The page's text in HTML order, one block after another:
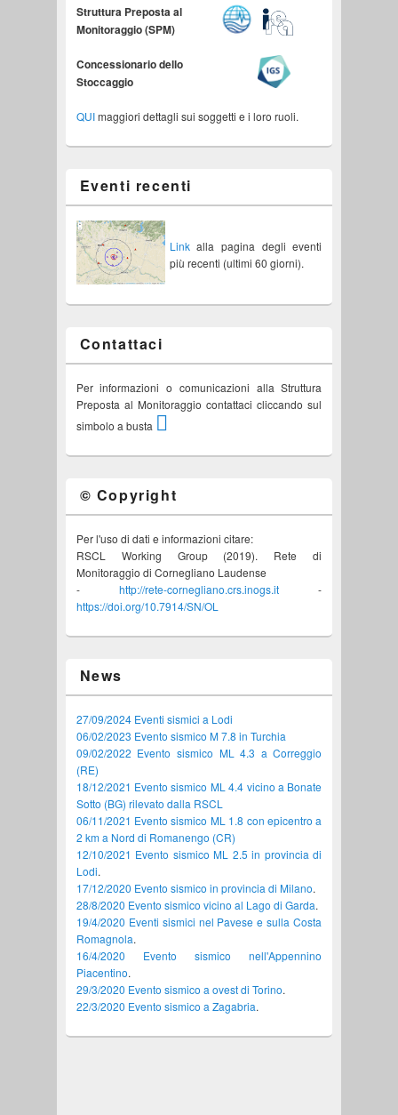
Struttura Preposta al
Monitoraggio (SPM)
Concessionario dello
Stoccaggio
QUImaggiori dettagli sui soggetti e i loro ruoli.
Eventi recenti
Linkalla pagina degli eventi
più recenti (ultimi 60 giorni).
Contattaci
Per informazioni o comunicazioni alla Struttura
Preposta al Monitoraggio contattaci cliccando sul
simbolo a busta
© Copyright
Per l'uso di dati e informazioni citare:
RSCL Working Group (2019). Rete di
Monitoraggio di Cornegliano Laudense
- http://rete-cornegliano.crs.inogs.it -
https://doi.org/10.7914/SN/OL
News
27/09/2024 Eventi sismici a Lodi
06/02/2023 Evento sismico M 7.8 in Turchia
09/02/2022 Evento sismico ML 4.3 a Correggio
(RE)
18/12/2021 Evento sismico ML 4.4 vicino a Bonate
Sotto (BG) rilevato dalla RSCL
06/11/2021 Evento sismico ML 1.8 con epicentro a
2 km a Nord di Romanengo (CR)
12/10/2021 Evento sismico ML 2.5 in provincia di
Lodi.
17/12/2020 Evento sismico in provincia di Milano.
28/8/2020 Evento sismico vicino al Lago di Garda.
19/4/2020 Eventi sismici nel Pavese e sulla Costa
Romagnola.
16/4/2020 Evento sismico nell'Appennino
Piacentino.
29/3/2020 Evento sismico a ovest di Torino.
22/3/2020 Evento sismico a Zagabria.